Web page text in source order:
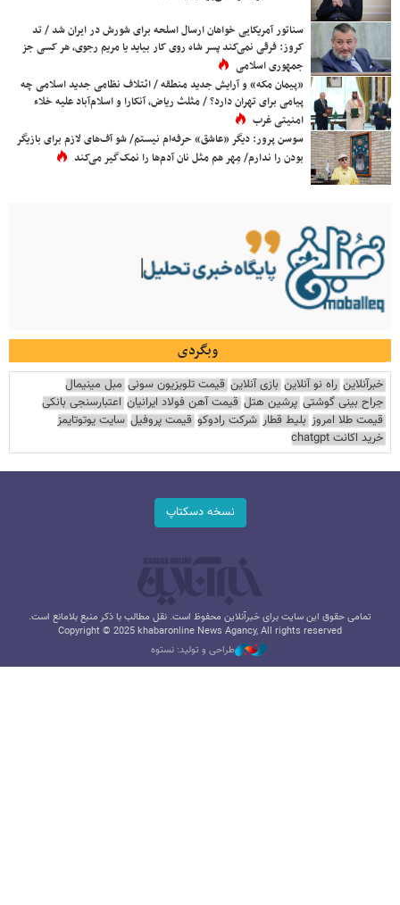
سناتور آمریکایی خواهان ارسال اسلحه برای شورش در ایران شد / تد
کروز: فرقی نمی‌کند پسر شاه روی کار بیاید یا مریم رجوی، هر کسی جز
جمهوری اسلامی
«پیمان مکه» و آرایش جدید منطقه / ائتلاف نظامی جدید اسلامی چه
پیامی برای تهران دارد؟ / مثلث ریاض، آنکارا و اسلام‌آباد علیه خلاء
امنیتی غرب
سوسن پرور: دیگر «عاشق» حرفه‌ام نیستم/ شو آف‌های لازم برای بازیگر
بودن را ندارم/ مِهر هم مثل نان آدم‌ها را نمک‌گیر می‌کند
وبگردی
خبرآنلاین راه نو آنلاین بازی آنلاین قیمت تلویزیون سونی مبل مینیمال
جراح بینی گوشتی پرشین هتل قیمت آهن فولاد ایرانیان اعتبارسنجی بانکی
قیمت طلا امروز بلیط قطار شرکت رادوکو قیمت پروفیل سایت یوتوتایمز
خرید اکانت chatgpt
نسخه دسکتاپ
تمامی حقوق این سایت برای خبرآنلاین محفوظ است. نقل مطالب با ذکر منبع بلامانع است.
Copyright © 2025 khabaronline News Agancy, All rights reserved
طراحی و تولید: نستوه